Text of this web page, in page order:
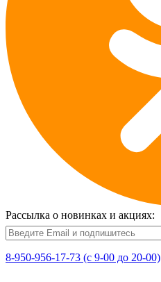
Рассылка о новинках и акциях:
8-950-956-17-73 (с 9-00 до 20-00)